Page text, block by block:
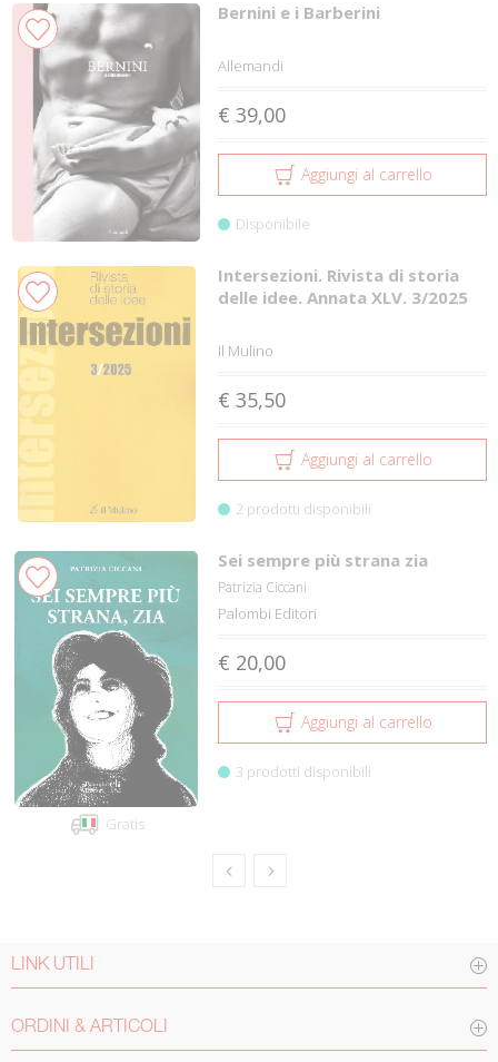
Bernini e i Barberini
Allemandi
€ 39,00
Aggiungi al carrello
Disponibile
Intersezioni. Rivista di storia
delle idee. Annata XLV. 3/2025
Il Mulino
€ 35,50
Aggiungi al carrello
2 prodotti disponibili
Gratis
Sei sempre più strana zia
Patrizia Ciccani
Palombi Editori
€ 20,00
Aggiungi al carrello
3 prodotti disponibili
LINK UTILI
ORDINI & ARTICOLI